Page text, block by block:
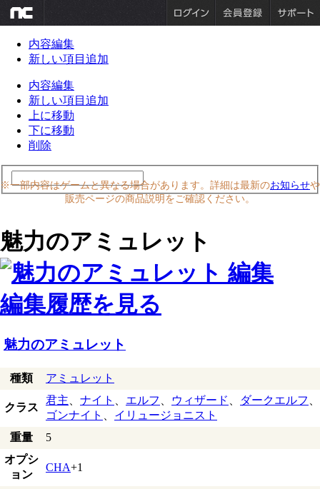
内容編集
新しい項目追加
内容編集
新しい項目追加
上に移動
下に移動
削除
※一部内容はゲームと異なる場合があります。詳細は最新のお知らせや
販売ページの商品説明をご確認ください。
魅力のアミュレット
編集履歴を見る
魅力のアミュレット
種類 アミュレット
クラス
君主 ナイト エルフ ウィザード ダークエルフ
ゴンナイト
イリュージョニスト
重量
5
オプシ
ョン
CHA+1